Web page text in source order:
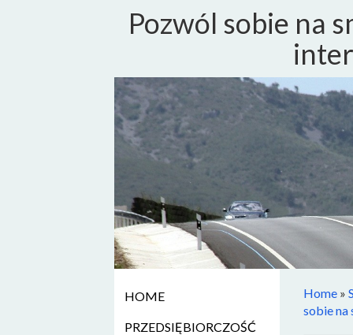
Pozwól sobie na
HOME
PRZEDSIĘBIORCZOŚĆ
Home »
sobie na